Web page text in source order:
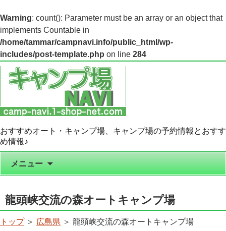
Warning: count(): Parameter must be an array or an object that
implements Countable in
/home/tammar/campnavi.info/public_html/wp-
includes/post-template.php on line 284
おすすめオート・キャンプ場、キャンプ場の予約情報とおすす
め情報♪
メニュー
龍頭峡交流の森オートキャンプ場
トップ＞ 広島県 ＞ 龍頭峡交流の森オートキャンプ場